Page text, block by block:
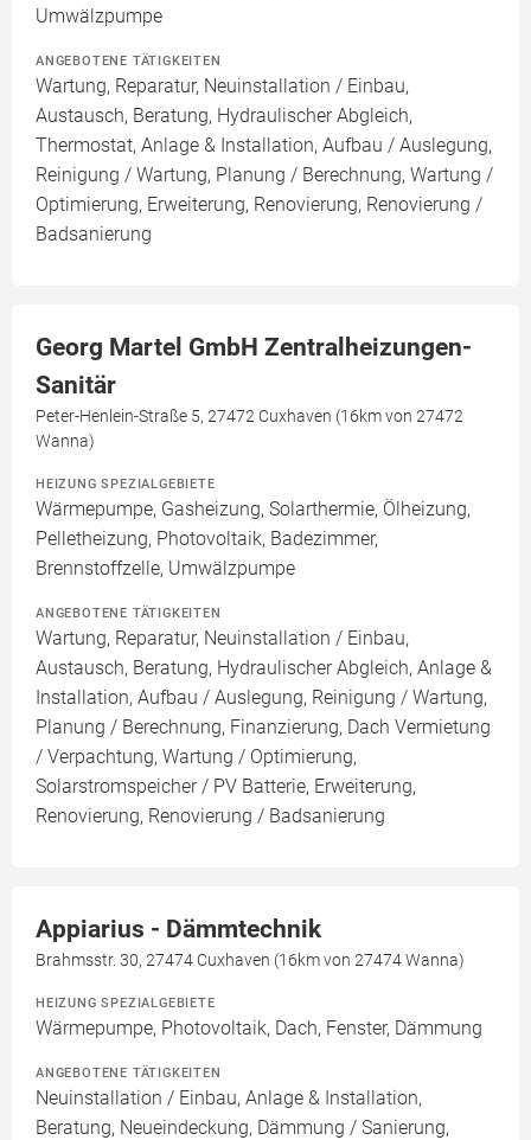
Umwälzpumpe
ANGEBOTENE TÄTIGKEITEN
Wartung, Reparatur, Neuinstallation / Einbau,
Austausch, Beratung, Hydraulischer Abgleich,
Thermostat, Anlage & Installation, Aufbau / Auslegung,
Reinigung / Wartung, Planung / Berechnung, Wartung /
Optimierung, Erweiterung, Renovierung, Renovierung /
Badsanierung
Georg Martel GmbH Zentralheizungen-
Sanitär
Peter-Henlein-Straße 5, 27472 Cuxhaven (16km von 27472
Wanna)
HEIZUNG SPEZIALGEBIETE
Wärmepumpe, Gasheizung, Solarthermie, Ölheizung,
Pelletheizung, Photovoltaik, Badezimmer,
Brennstoffzelle, Umwälzpumpe
ANGEBOTENE TÄTIGKEITEN
Wartung, Reparatur, Neuinstallation / Einbau,
Austausch, Beratung, Hydraulischer Abgleich, Anlage &
Installation, Aufbau / Auslegung, Reinigung / Wartung,
Planung / Berechnung, Finanzierung, Dach Vermietung
/ Verpachtung, Wartung / Optimierung,
Solarstromspeicher / PV Batterie, Erweiterung,
Renovierung, Renovierung / Badsanierung
Appiarius - Dämmtechnik
Brahmsstr. 30, 27474 Cuxhaven (16km von 27474 Wanna)
HEIZUNG SPEZIALGEBIETE
Wärmepumpe, Photovoltaik, Dach, Fenster, Dämmung
ANGEBOTENE TÄTIGKEITEN
Neuinstallation / Einbau, Anlage & Installation,
Beratung, Neueindeckung, Dämmung / Sanierung,